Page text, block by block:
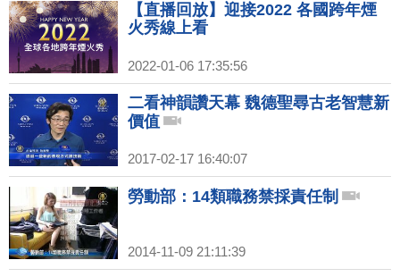
【直播回放】迎接2022 各國跨年煙
火秀線上看
2022-01-06 17:35:56
二看神韻讚天幕 魏德聖尋古老智慧新
價值
2017-02-17 16:40:07
勞動部：14類職務禁採責任制
2014-11-09 21:11:39